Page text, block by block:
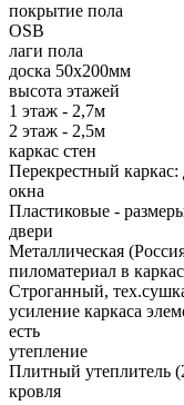
покрытие пола
OSB
лаги пола
доска 50х200мм
высота этажей
1 этаж - 2,7м
2 этаж - 2,5м
каркас стен
Перекрестный
окна
Пластиковые -
двери
Металлическая
пиломатериал в
Строганный,
усиление каркаса
есть
утепление
Плитный утеплитель
кровля